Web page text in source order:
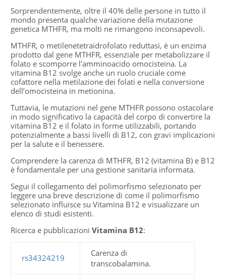
Sorprendentemente, oltre il 40% delle persone in tutto il
mondo presenta qualche variazione della mutazione
genetica MTHFR, ma molti ne rimangono inconsapevoli.
MTHFR, o metilenetetraidrofolato reduttasi, è un enzima
prodotto dal gene MTHFR, essenziale per metabolizzare il
folato e scomporre l'amminoacido omocisteina. La
vitamina B12 svolge anche un ruolo cruciale come
cofattore nella metilazione dei folati e nella conversione
dell’omocisteina in metionina.
Tuttavia, le mutazioni nel gene MTHFR possono ostacolare
in modo significativo la capacità del corpo di convertire la
vitamina B12 e il folato in forme utilizzabili, portando
potenzialmente a bassi livelli di B12, con gravi implicazioni
per la salute e il benessere.
Comprendere la carenza di MTHFR, B12 (vitamina B) e B12
è fondamentale per una gestione sanitaria informata.
Segui il collegamento del polimorfismo selezionato per
leggere una breve descrizione di come il polimorfismo
selezionato influisce su Vitamina B12 e visualizzare un
elenco di studi esistenti.
Ricerca e pubblicazioni Vitamina B12:
rs34324219
Carenza di
transcobalamina.